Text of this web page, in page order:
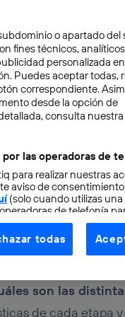
y
son las
de cada etapa
o apartado del
fines técnicos,
personalizada
Puedes aceptar todas,
correspondiente.
desde la opción de
consulta nuestra
las operadoras de
para realizar nuestras
aviso de
(solo cuando utilizas una
de telefonía
prioridad
de cliente de
teléfono móvil).
todas